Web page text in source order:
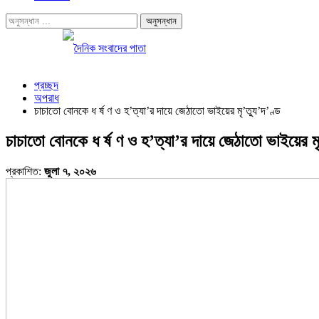
প্রচ্ছদ
অপরাধ
চাচাতো বোনকে ধ র্ষ ণ ও হ’ত্যা’র দায়ে জেঠাতো ভাইয়ের মৃ’ত্যু’দ’ণ্ড
চাচাতো বোনকে ধ র্ষ ণ ও হ’ত্যা’র দায়ে জেঠাতো ভাইয়ের
প্রকাশিত: জুলা ৭, ২০২৬